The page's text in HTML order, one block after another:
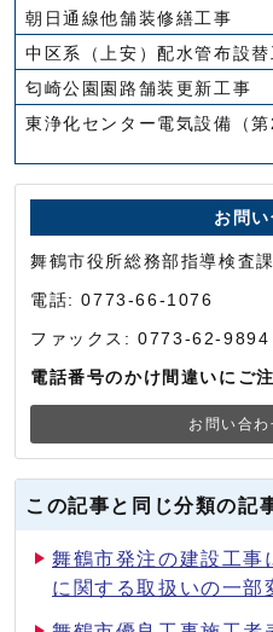
朝日通線他舗装修繕工事
中区系（上安）配水管布設替
匂崎公園園路舗装更新工事
東浄化センター電気設備（
お問
舞鶴市役所総務部指導検査課
電話: 0773-66-1076
ファックス: 0773-62-9894
電話番号のかけ間違いにご
お問い合
この記事と同じ分類の記
舞鶴市発注の建設工事
に関する取扱いの一部